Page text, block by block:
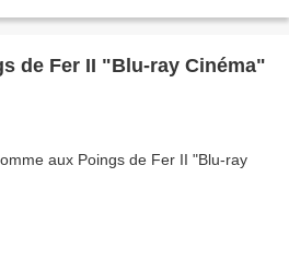
de Fer II "Blu-ray Cinéma"